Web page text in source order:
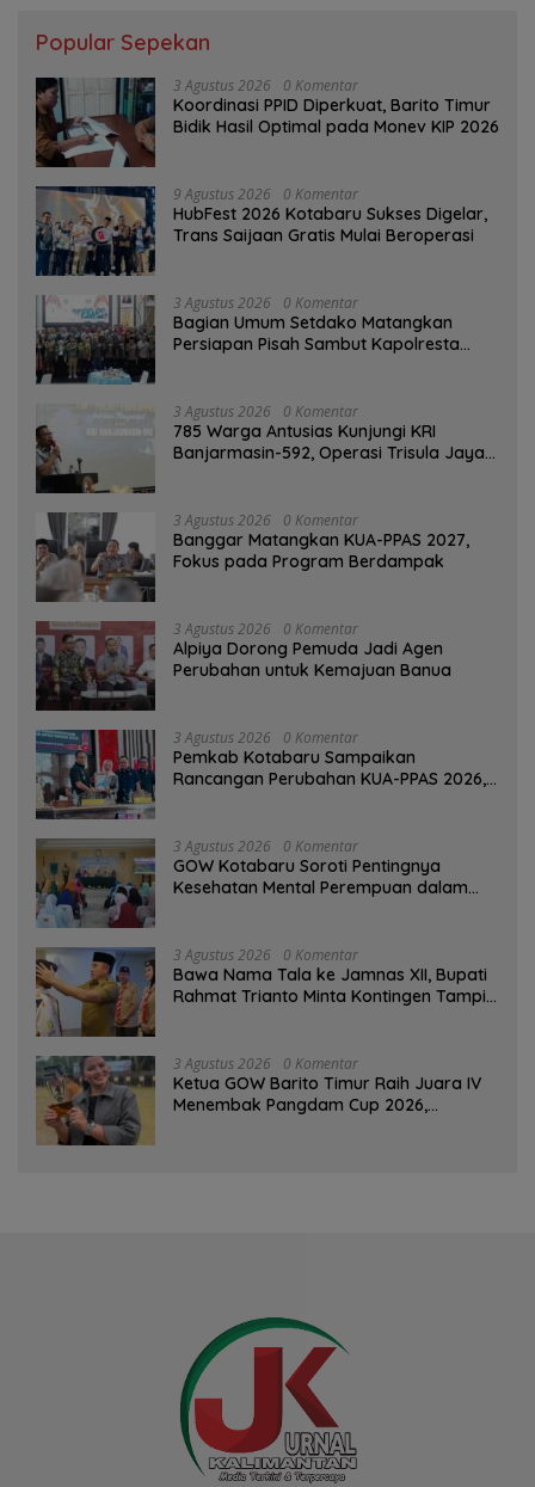
Popular Sepekan
3 Agustus 2026 0 Komentar
Koordinasi PPID Diperkuat, Barito Timur
Bidik Hasil Optimal pada Monev KIP 2026
9 Agustus 2026 0 Komentar
HubFest 2026 Kotabaru Sukses Digelar,
Trans Saijaan Gratis Mulai Beroperasi
3 Agustus 2026 0 Komentar
Bagian Umum Setdako Matangkan
Persiapan Pisah Sambut Kapolresta
3 Agustus 2026 0 Komentar
785 Warga Antusias Kunjungi KRI
Banjarmasin-592, Operasi Trisula Jaya
3 Agustus 2026 0 Komentar
‎Banggar Matangkan KUA-PPAS 2027,
Fokus pada Program Berdampak
3 Agustus 2026 0 Komentar
‎Alpiya Dorong Pemuda Jadi Agen
Perubahan untuk Kemajuan Banua ‎
3 Agustus 2026 0 Komentar
Pemkab Kotabaru Sampaikan
Rancangan Perubahan KUA-PPAS 2026,
3 Agustus 2026 0 Komentar
GOW Kotabaru Soroti Pentingnya
Kesehatan Mental Perempuan dalam
3 Agustus 2026 0 Komentar
Bawa Nama Tala ke Jamnas XII, Bupati
Rahmat Trianto Minta Kontingen Tampil
3 Agustus 2026 0 Komentar
Ketua GOW Barito Timur Raih Juara IV
Menembak Pangdam Cup 2026,